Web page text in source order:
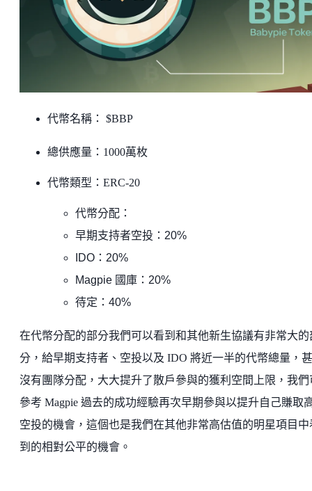
代幣名稱： $BBP
總供應量：1000萬枚
代幣類型：ERC-20
代幣分配：
早期支持者空投：20%
IDO：20%
Magpie 國庫：20%
待定：40%
在代幣分配的部分我們可以看到和其他新生協議有非常大的
分，給早期支持者、空投以及 IDO 將近一半的代幣總量，
沒有團隊分配，大大提升了散戶參與的獲利空間上限，我們
參考 Magpie 過去的成功經驗再次早期參與以提升自己賺取
空投的機會，這個也是我們在其他非常高估值的明星項目中
到的相對公平的機會。